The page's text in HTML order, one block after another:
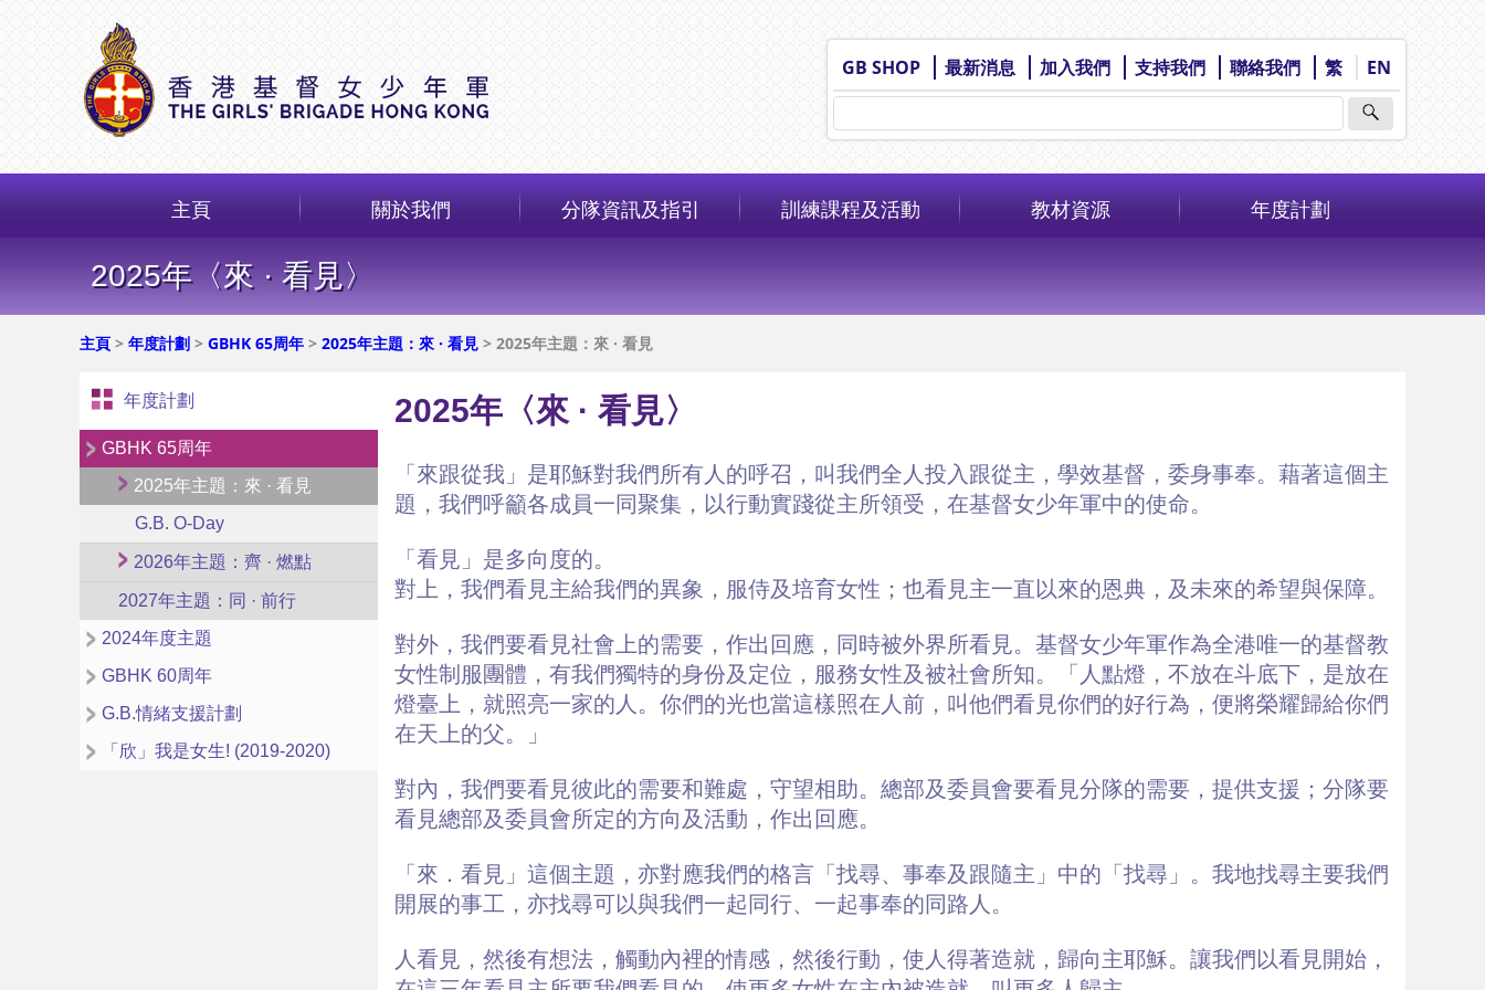
GB SHOP 最新消息 加入我們 支持我們 聯絡我們 繁 EN
主頁 關於我們 分隊資訊及指引 訓練課程及活動 教材資源 年度計劃
2025年〈來 · 看見〉
主頁 > 年度計劃 > GBHK 65周年 > 2025年主題：來 · 看見 > 2025年主題：來 · 看見
年度計劃
GBHK 65周年
2025年主題：來 · 看見
G.B. O-Day
2026年主題：齊 · 燃點
2027年主題：同 · 前行
2024年度主題
GBHK 60周年
G.B.情緒支援計劃
「欣」我是女生! (2019-2020)
2025年〈來 · 看見〉
「來跟從我」是耶穌對我們所有人的呼召，叫我們全人投入跟從主，學效基督，委身事奉。藉著這個主
題，我們呼籲各成員一同聚集，以行動實踐從主所領受，在基督女少年軍中的使命。
「看見」是多向度的。
對上，我們看見主給我們的異象，服侍及培育女性；也看見主一直以來的恩典，及未來的希望與保障。
對外，我們要看見社會上的需要，作出回應，同時被外界所看見。基督女少年軍作為全港唯一的基督教
女性制服團體，有我們獨特的身份及定位，服務女性及被社會所知。「人點燈，不放在斗底下，是放在
燈臺上，就照亮一家的人。你們的光也當這樣照在人前，叫他們看見你們的好行為，便將榮耀歸給你們
在天上的父。」
對內，我們要看見彼此的需要和難處，守望相助。總部及委員會要看見分隊的需要，提供支援；分隊要
看見總部及委員會所定的方向及活動，作出回應。
「來．看見」這個主題，亦對應我們的格言「找尋、事奉及跟隨主」中的「找尋」。我地找尋主要我們
開展的事工，亦找尋可以與我們一起同行、一起事奉的同路人。
人看見，然後有想法，觸動內裡的情感，然後行動，使人得著造就，歸向主耶穌。讓我們以看見開始，